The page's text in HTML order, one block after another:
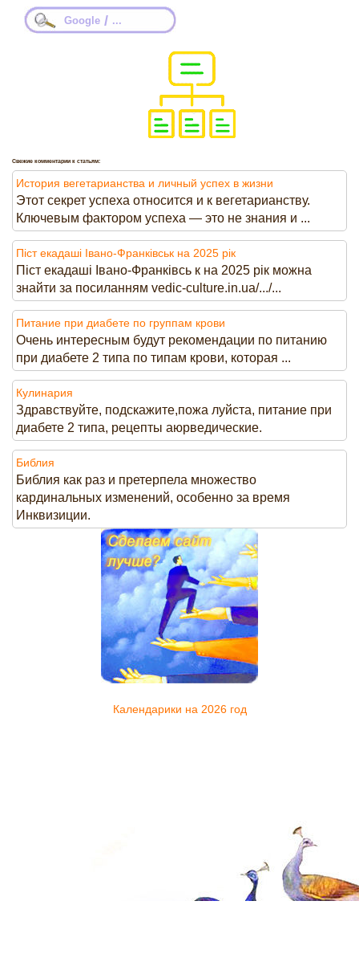
Google / ...
Свежие комментарии к статьям:
История вегетарианства и личный успех в жизни
Этот секрет успеха относится и к вегетарианству.
Ключевым фактором успеха — это не знания и ...
Піст екадаші Івано-Франківськ на 2025 рік
Піст екадаші Івано-Франківсь к на 2025 рік можна
знайти за посиланням vedic-culture.in.ua/.../...
Питание при диабете по группам крови
Очень интересным будут рекомендации по питанию
при диабете 2 типа по типам крови, которая ...
Кулинария
Здравствуйте, подскажите,пожа луйста, питание при
диабете 2 типа, рецепты аюрведические.
Библия
Библия как раз и претерпела множество
кардинальных изменений, особенно за время
Инквизиции.
Календарики на 2026 год